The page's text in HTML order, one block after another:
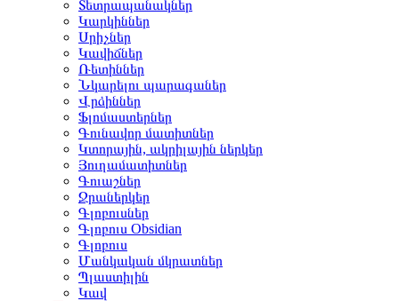
Տետրապանակներ
Կարկիններ
Սրիչներ
Կավիճներ
Ռետիններ
Նկարելու պարագաներ
Վրձիններ
Ֆլոմաստերներ
Գունավոր մատիտներ
Կտորային, ակրիլային ներկեր
Յուղամատիտներ
Գուաշներ
Ջրաներկեր
Գլոբուսներ
Գլոբուս Obsidian
Գլոբուս
Մանկական մկրատներ
Պլաստիլին
Կավ